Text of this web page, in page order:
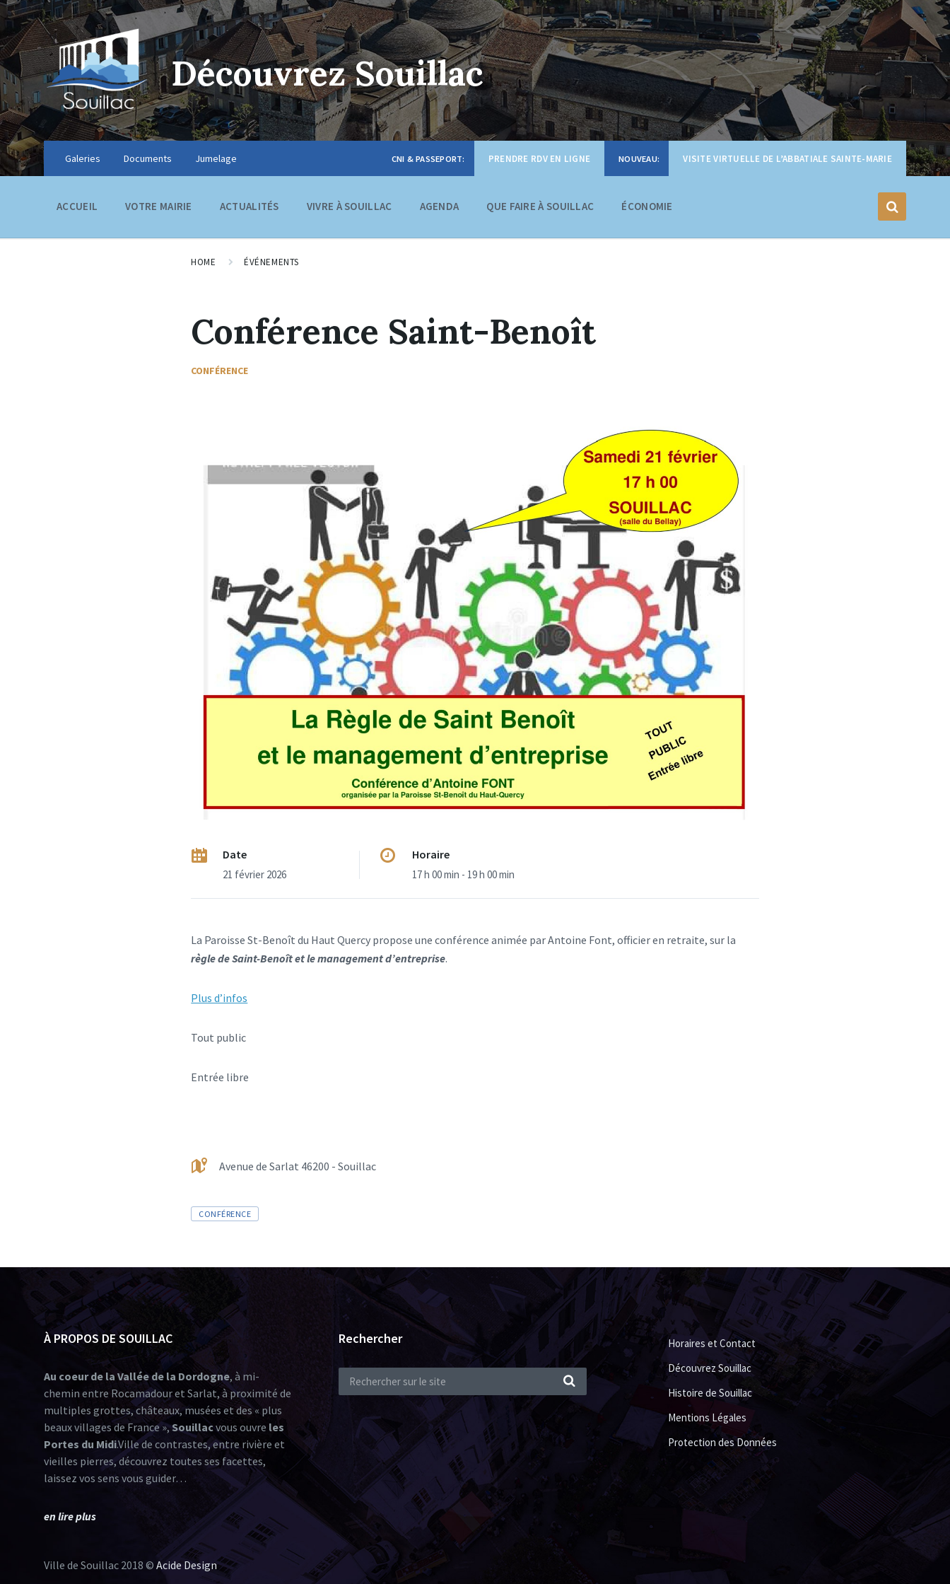
Découvrez Souillac
Galeries Documents Jumelage VISITE VIRTUELLE DE L’ABBATIALE SAINTE-MARIE
PRENDRE RDV EN LIGNE
ACCUEIL VOTRE MAIRIE ACTUALITÉS VIVRE À SOUILLAC AGENDA QUE FAIRE À SOUILLAC ÉCONOMIE
HOME ÉVÉNEMENTS
Conférence Saint-Benoît
CONFÉRENCE
Date
21 février 2026
Horaire
17 h 00 min - 19 h 00 min
La Paroisse St-Benoît du Haut Quercy propose une conférence animée par Antoine Font, officier en retraite, sur la
règle de Saint-Benoît et le management d’entreprise.
Plus d’infos
Tout public
Entrée libre
Avenue de Sarlat 46200 - Souillac
CONFÉRENCE
À PROPOS DE SOUILLAC
Au coeur de la Vallée de la Dordogne, à mi-
chemin entre Rocamadour et Sarlat, à proximité de
multiples grottes, châteaux, musées et des « plus
beaux villages de France »,Souillacvous ouvre les
Portes du Midi.Ville de contrastes, entre rivière et
vieilles pierres, découvrez toutes ses facettes,
laissez vos sens vous guider…
en lire plus
Rechercher
Horaires et Contact
Découvrez Souillac
Histoire de Souillac
Mentions Légales
Protection des Données
Ville de Souillac 2018 © Acide Design